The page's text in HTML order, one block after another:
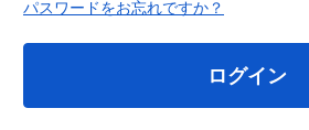
パスワードをお忘れですか？
ログイン